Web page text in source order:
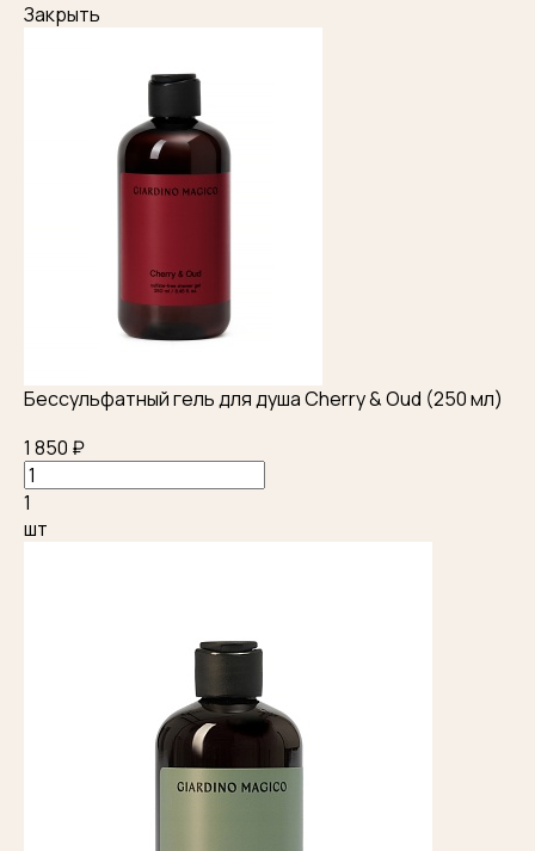
Закрыть
Бессульфатный гель для душа Cherry & Oud (250 мл)
1 850 ₽
1
шт